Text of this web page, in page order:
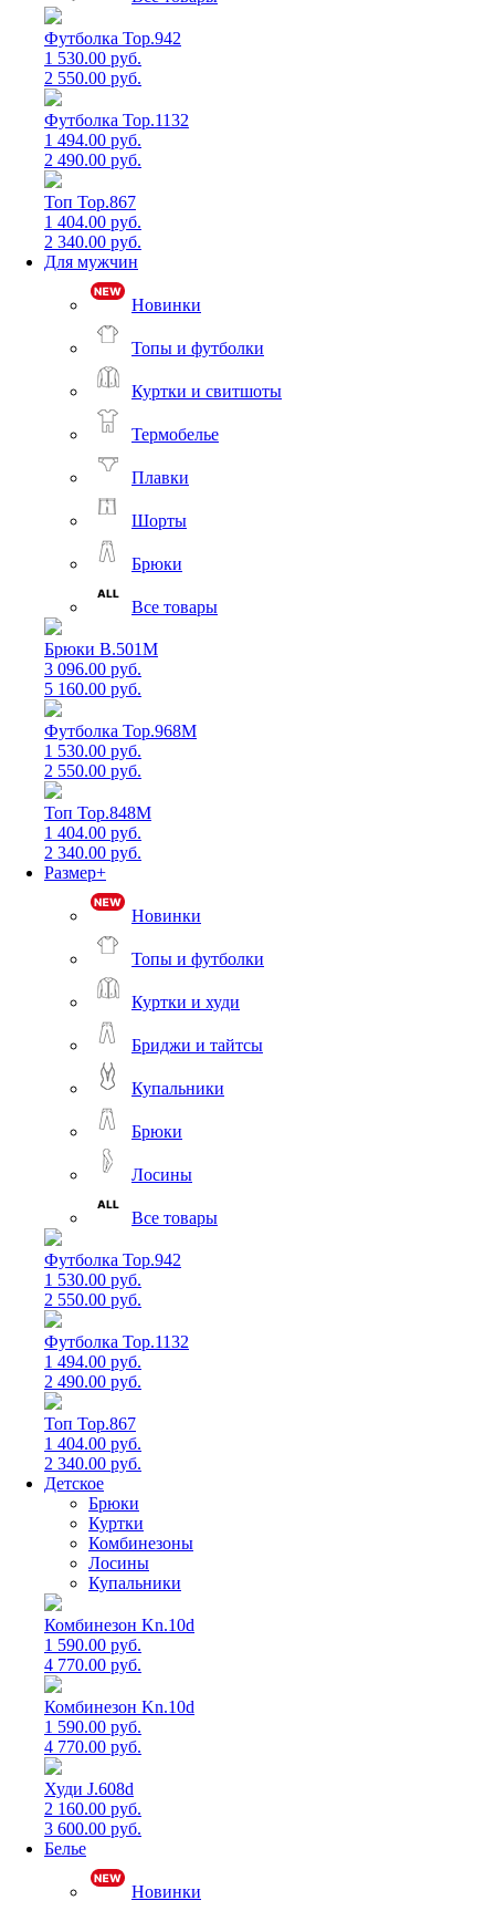
Футболка Top.942
1 530.00 руб.
2 550.00 руб.
Футболка Top.1132
1 494.00 руб.
2 490.00 руб.
Топ Top.867
1 404.00 руб.
2 340.00 руб.
Для мужчин
Новинки
Топы и футболки
Куртки и свитшоты
Термобелье
Плавки
Шорты
Брюки
Все товары
Брюки B.501M
3 096.00 руб.
5 160.00 руб.
Футболка Top.968M
1 530.00 руб.
2 550.00 руб.
Топ Top.848M
1 404.00 руб.
2 340.00 руб.
Размер+
Новинки
Топы и футболки
Куртки и худи
Бриджи и тайтсы
Купальники
Брюки
Лосины
Все товары
Футболка Top.942
1 530.00 руб.
2 550.00 руб.
Футболка Top.1132
1 494.00 руб.
2 490.00 руб.
Топ Top.867
1 404.00 руб.
2 340.00 руб.
Детское
Брюки
Куртки
Комбинезоны
Лосины
Купальники
Комбинезон Kn.10d
1 590.00 руб.
4 770.00 руб.
Комбинезон Kn.10d
1 590.00 руб.
4 770.00 руб.
Худи J.608d
2 160.00 руб.
3 600.00 руб.
Белье
Новинки